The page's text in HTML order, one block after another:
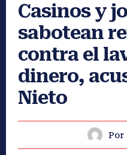
Casinos y
sabotean
contra el
dinero,
Nieto
Por